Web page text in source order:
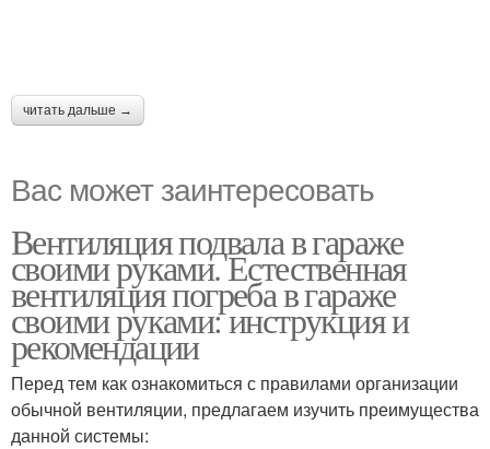
читать дальше →
Вас может заинтересовать
Вентиляция подвала в гараже
своими руками. Естественная
вентиляция погреба в гараже
своими руками: инструкция и
рекомендации
Перед тем как ознакомиться с правилами организации
обычной вентиляции, предлагаем изучить преимущества
данной системы: